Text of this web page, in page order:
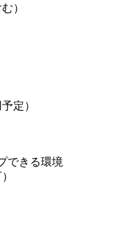
）
定）
できる環境